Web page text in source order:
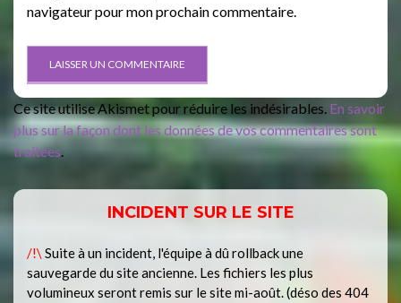
navigateur pour mon prochain commentaire.
Ce site utilise Akismet pour réduire les indésirables. En savoir
plus sur la façon dont les données de vos commentaires sont
traitées.
INCIDENT SUR LE SITE
/!\ Suite à un incident, l'équipe à dû rollback une
sauvegarde du site ancienne. Les fichiers les plus
volumineux seront remis sur le site mi-août. (déso des 404